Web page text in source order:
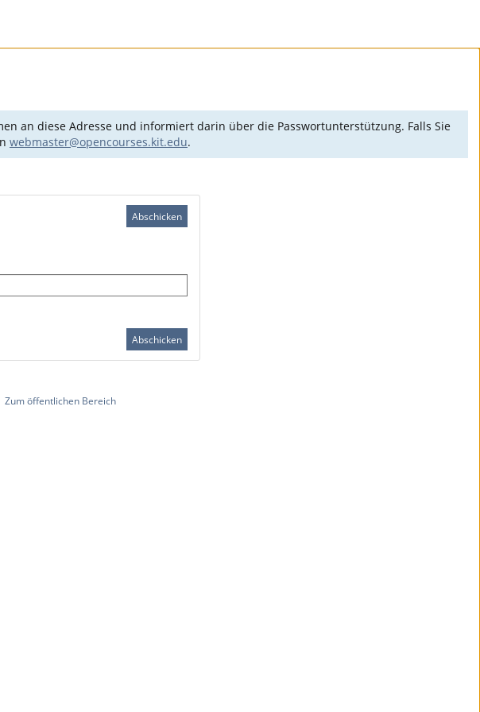
an diese Adresse und informiert darin über die Passwortunterstützung. Falls Sie
webmaster@opencourses.kit.edu.
Abschicken
Abschicken
Zum öffentlichen Bereich